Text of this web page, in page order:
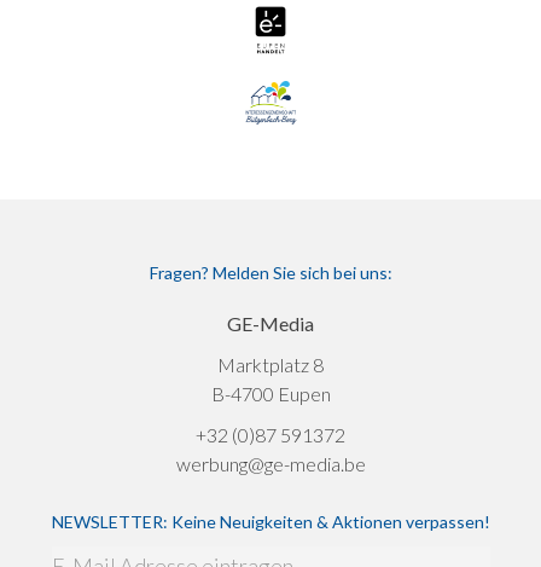
Fragen? Melden Sie sich bei uns:
GE-Media
Marktplatz 8
B-4700 Eupen
+32 (0)87 591372
werbung@ge-media.be
NEWSLETTER: Keine Neuigkeiten & Aktionen verpassen!